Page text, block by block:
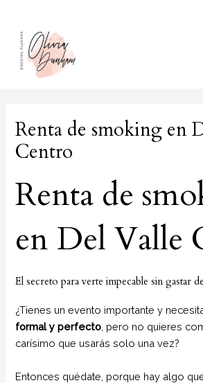
contenido
Renta de smoking en
Centro
Renta de
en Del Valle
El secreto para verte impecable sin gastar
¿Tienes un evento importante y
formal y perfecto, pero no quieres
carísimo que usarás solo una vez?
Entonces quédate, porque hay algo